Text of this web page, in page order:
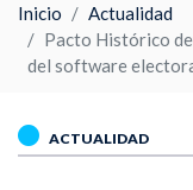
Inicio
Actualidad
Pacto Histórico
del software
ACTUALIDAD